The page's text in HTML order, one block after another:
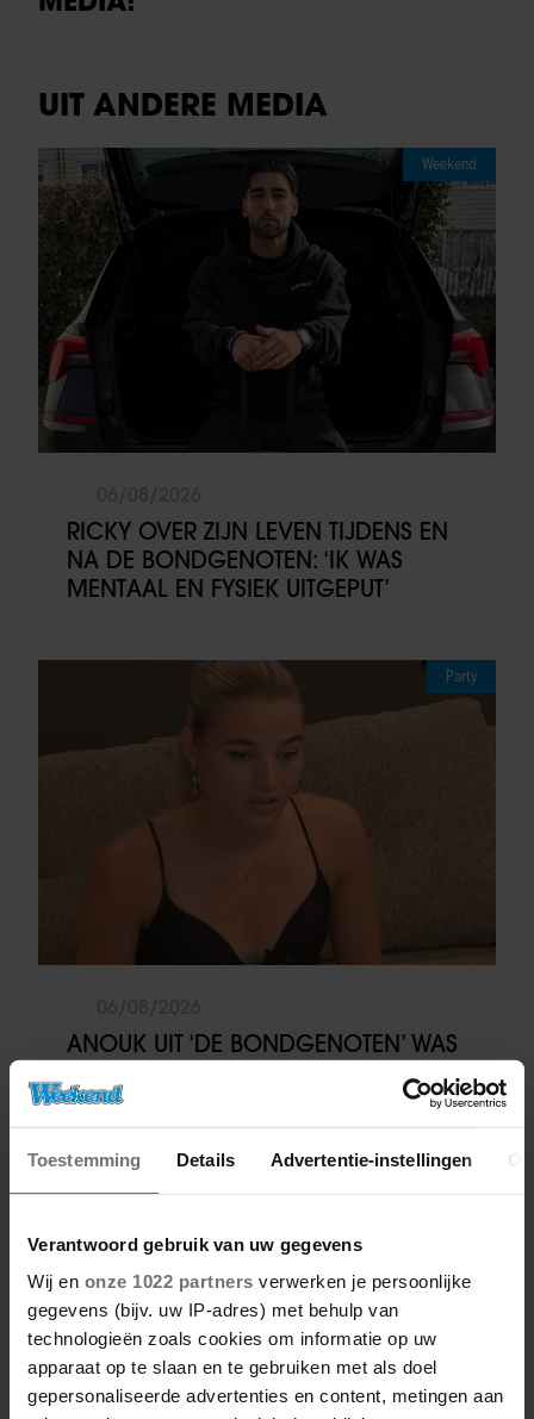
Toestemming Details Advertentie-instellingen
Verantwoord gebruik van uw gegevens
Wij en onze 1022 partners verwerken je persoonlijke
gegevens (bijv. uw IP-adres) met behulp van
technologieën zoals cookies om informatie op uw
apparaat op te slaan en te gebruiken met als doel
gepersonaliseerde advertenties en content, metingen aan
UIT ANDERE MEDIA
Weekend
RICKY OVER ZIJN LEVEN TIJDENS EN
NA DE BONDGENOTEN: ‘IK WAS
MENTAAL EN FYSIEK UITGEPUT’
Party
ANOUK UIT ‘DE BONDGENOTEN’ WAS
BIJNA STAGIAIRE BIJ HET MERK VAN
JADE ANNA